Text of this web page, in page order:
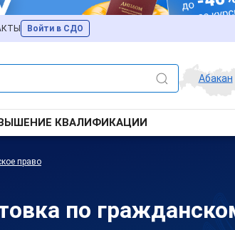
Войти в СДО
Абакан
КВАЛИФИКАЦИИ
право
по